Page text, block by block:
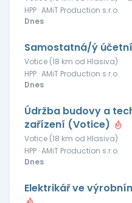
HPP · AMiT Production s.r.o.
Dnes
Samostatná/ý
Votice (18 km od Hlasiva)
HPP · AMiT Production s.r.o.
Dnes
Údržba budovy a
zařízení (Votice)
Votice (18 km od Hlasiva)
HPP · AMiT Production s.r.o.
Dnes
Elektrikář ve